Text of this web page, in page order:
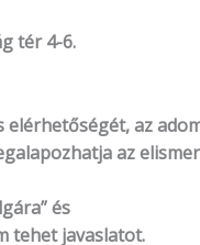
tér 4-6.
elérhetőségét,az
az
és
tehet javaslatot.